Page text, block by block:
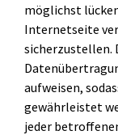
möglichst
Internetseite
sicherzustellen.
aufweisen,
gewährleistet
jeder